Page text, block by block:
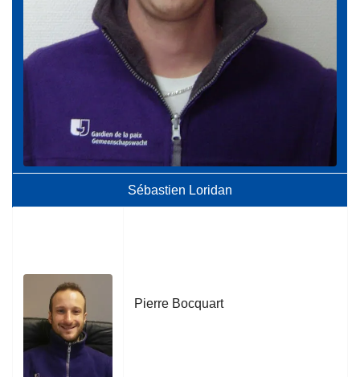
Sébastien Loridan
Pierre Bocquart